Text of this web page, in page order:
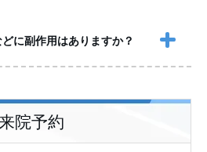
に副作用はありますか？
来院予約